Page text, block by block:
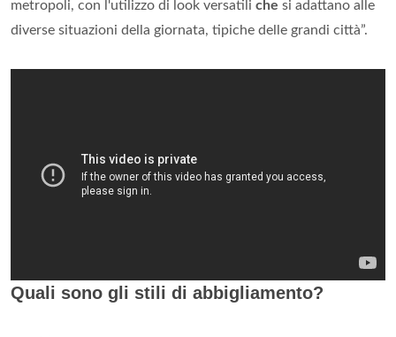
metropoli, con l'utilizzo di look versatili che si adattano alle
diverse situazioni della giornata, tipiche delle grandi città”.
Quali sono gli stili di abbigliamento?